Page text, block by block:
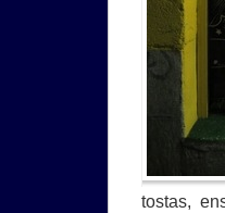
tostas,